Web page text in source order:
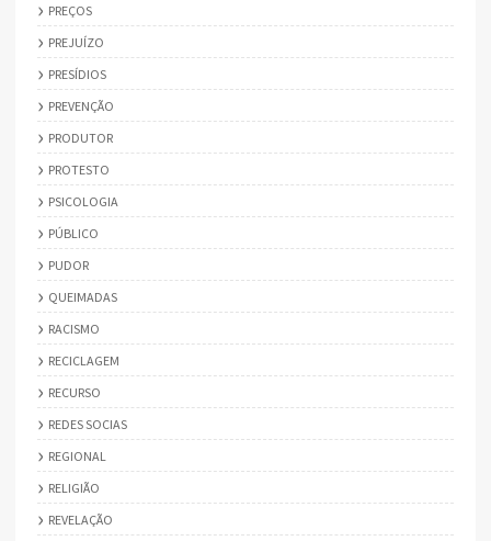
PREÇOS
PREJUÍZO
PRESÍDIOS
PREVENÇÃO
PRODUTOR
PROTESTO
PSICOLOGIA
PÚBLICO
PUDOR
QUEIMADAS
RACISMO
RECICLAGEM
RECURSO
REDES SOCIAS
REGIONAL
RELIGIÃO
REVELAÇÃO